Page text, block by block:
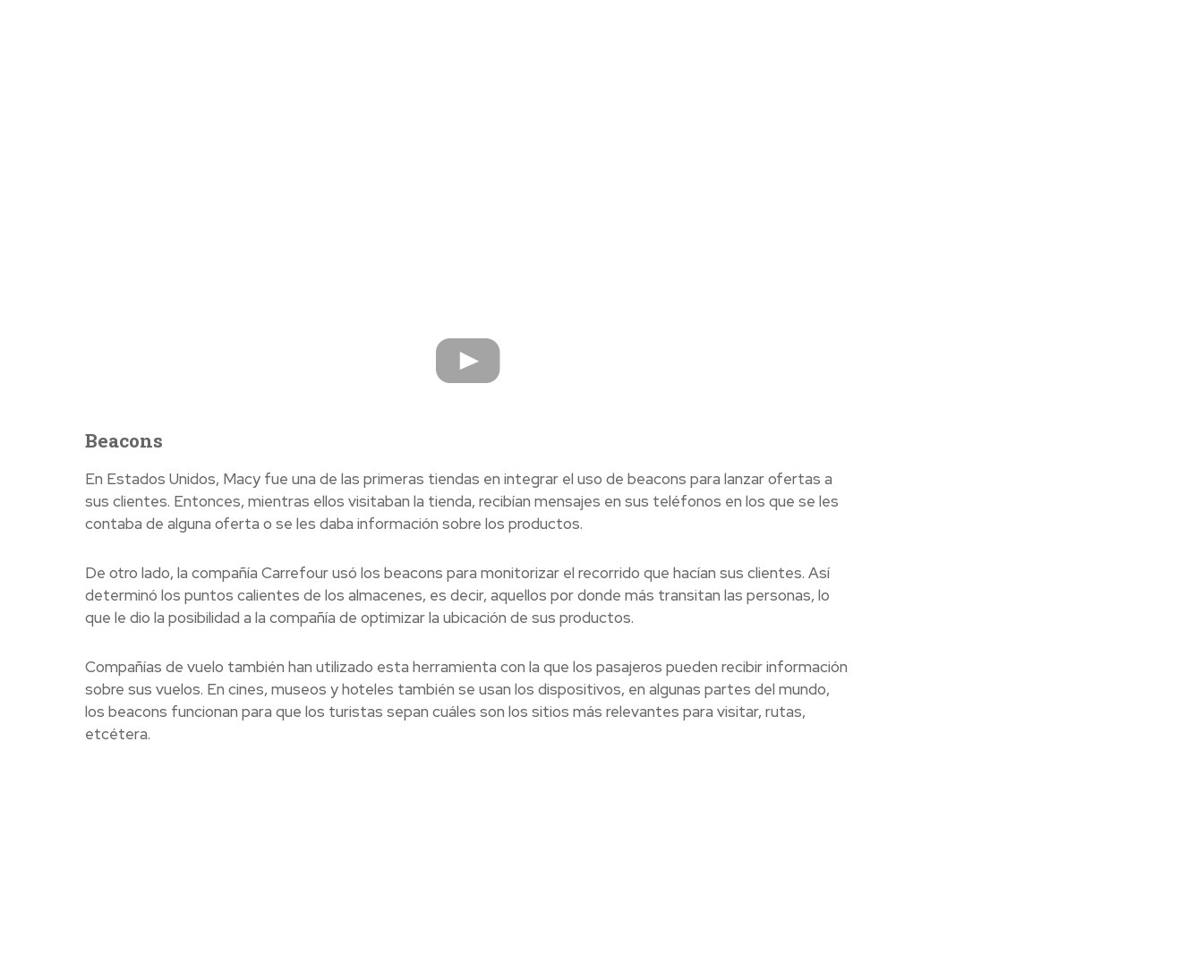
Beacons
En Estados Unidos, Macy fue una de las primeras tiendas en integrar el uso de beacons para lanzar ofertas a
sus clientes. Entonces, mientras ellos visitaban la tienda, recibían mensajes en sus teléfonos en los que se les
contaba de alguna oferta o se les daba información sobre los productos.
De otro lado, la compañía Carrefour usó los beacons para monitorizar el recorrido que hacían sus clientes. Así
determinó los puntos calientes de los almacenes, es decir, aquellos por donde más transitan las personas, lo
que le dio la posibilidad a la compañía de optimizar la ubicación de sus productos.
Compañías de vuelo también han utilizado esta herramienta con la que los pasajeros pueden recibir información
sobre sus vuelos. En cines, museos y hoteles también se usan los dispositivos, en algunas partes del mundo,
los beacons funcionan para que los turistas sepan cuáles son los sitios más relevantes para visitar, rutas,
etcétera.